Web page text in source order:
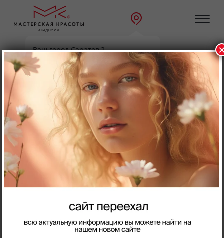
Ваш город Саратов ?
Выбрать другой
Главная О нас Статьи
Как легально работать в
бьюти бизнесе мастеру?
Чтобы работать легально в сфере бьюти-индустрии и
избежать штрафов, бьюти-мастерам необходимо иметь
следующие документы:
Обязательные документы:
1. Свидетельство о профессиональном обучении:
Должно быть выдано по программам,